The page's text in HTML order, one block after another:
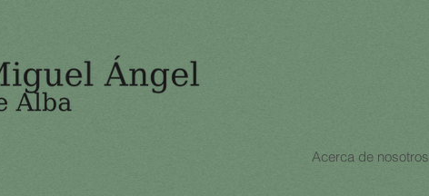
Acerca de nosotros